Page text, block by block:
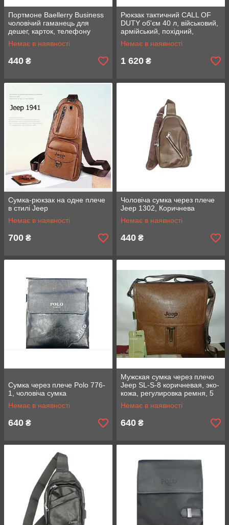
Портмоне Baellerry Business
чоловічий гаманець для
дешег, карток, телефону
Немає в наявності
440 ₴
Рюкзак тактичний CALL OF
DUTY об'єм 40 л, військовий,
армійський, похідний,
турестичний
Немає в наявності
1 620 ₴
Сумка-рюкзак на одне плече
в стилі Jeep
Немає в наявності
700 ₴
Чоловіча сумка через плече
Jeep 1302, Коричнева
Немає в наявності
440 ₴
Сумка через плече Polo 776-
1, чоловіча сумка
Немає в наявності
640 ₴
Мужская сумка через плечо
Jeep SL-S-8 коричневая, эко-
кожа, регулировка ремня, 5
отделений
Немає в наявності
640 ₴